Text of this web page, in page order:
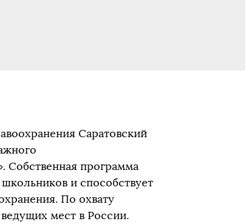
Саратовский
Собственная программа
и способствует
По охвату
мест в России.